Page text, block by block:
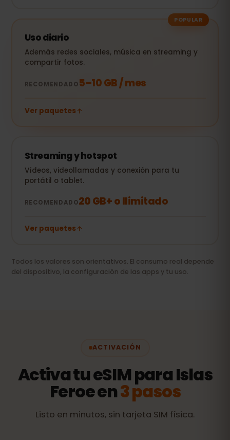
POPULAR
Uso diario
Además redes sociales, música en streaming y
compartir fotos.
RECOMENDADO5–10 GB / mes
Ver paquetes
Streaming y hotspot
Vídeos, videollamadas y conexión para tu
portátil o tablet.
RECOMENDADO20 GB+ o Ilimitado
Ver paquetes
Todos los valores son orientativos. El consumo real depende
del dispositivo, la configuración de las apps y tu uso.
ACTIVACIÓN
Activa tu eSIM para Islas
Feroe en3 pasos
Listo en minutos, sin tarjeta SIM física.